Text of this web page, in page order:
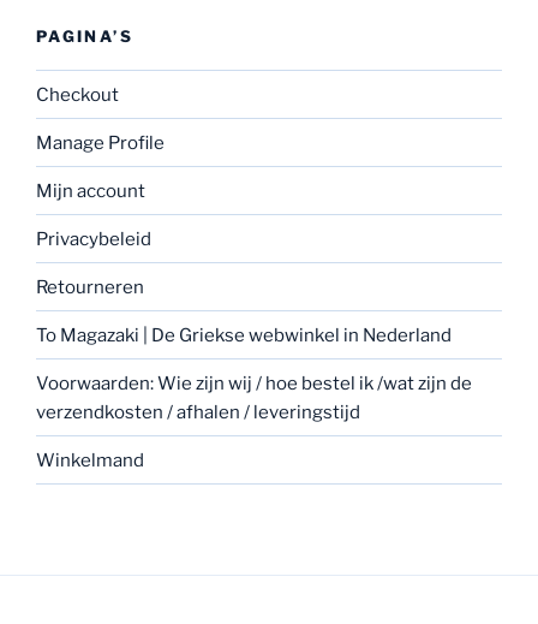
PAGINA’S
Checkout
Manage Profile
Mijn account
Privacybeleid
Retourneren
To Magazaki | De Griekse webwinkel in Nederland
Voorwaarden: Wie zijn wij / hoe bestel ik /wat zijn de
verzendkosten / afhalen / leveringstijd
Winkelmand